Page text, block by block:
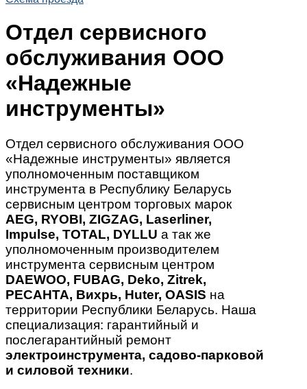
Отдел сервисного
обслуживания ООО
«Надежные
инструменты»
Отдел сервисного обслуживания ООО
«Надежные инструменты» является
уполномоченным поставщиком
инструмента в Республику Беларусь
сервисным центром торговых марок
AEG, RYOBI, ZIGZAG, Laserliner,
Impulse, TOTAL, DYLLU а так же
уполномоченным производителем
инструмента сервисным центром
DAEWOO, FUBAG, Deko, Zitrek,
РЕСАНТА, Вихрь, Huter, OASIS на
территории Республики Беларусь. Наша
специализация: гарантийный и
послегарантийный ремонт
электроинструмента, садово-парковой
и силовой техники.